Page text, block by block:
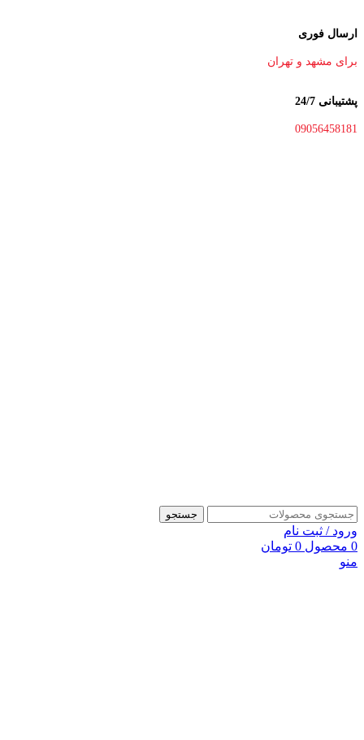
ارسال فوری
برای مشهد و تهران
پشتیبانی 24/7
09056458181
جستجو
ورود / ثبت نام
0 محصول 0 تومان
منو